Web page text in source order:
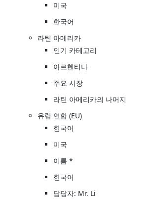
미국
한국어
라틴 아메리카
인기 카테고리
아르헨티나
주요 시장
라틴 아메리카의 나머지
유럽 연합 (EU)
한국어
미국
이름 *
한국어
담당자: Mr. Li